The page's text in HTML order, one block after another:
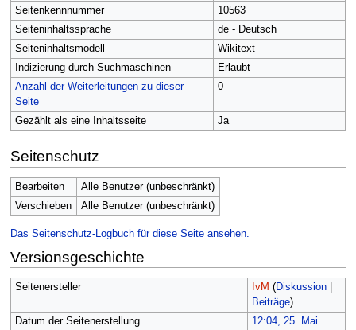
Seitenkennnummer
10563
Seiteninhaltssprache
de - Deutsch
Seiteninhaltsmodell
Wikitext
Indizierung durch Suchmaschinen
Erlaubt
Anzahl der Weiterleitungen zu dieser
Seite
0
Gezählt als eine Inhaltsseite Ja
Seitenschutz
Bearbeiten
Alle Benutzer (unbeschränkt)
Verschieben
Alle Benutzer (unbeschränkt)
Das Seitenschutz-Logbuch für diese Seite ansehen.
Versionsgeschichte
Seitenersteller IvM (Diskussion|
Beiträge)
Datum der Seitenerstellung
12:04, 25. Mai